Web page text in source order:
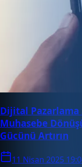
Dijital
Muhasebe
Gücünü Artırın
11 Nisan 2025